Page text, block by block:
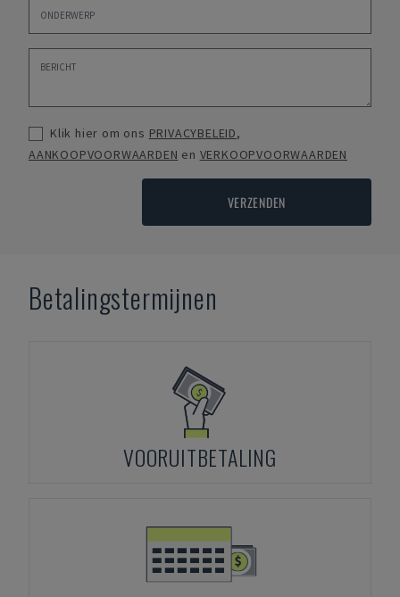
Klik hier om ons PRIVACYBELEID,
AANKOOPVOORWAARDEN en VERKOOPVOORWAARDEN
VERZENDEN
Betalingstermijnen
VOORUITBETALING